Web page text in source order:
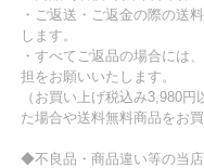
・ご返送・ご返金の際の送
します。
・すべてご返品の場合には
担をお願いいたします。
（お買い上げ税込み3,980
た場合や送料無料商品をお
◆不良品・商品違い等の当